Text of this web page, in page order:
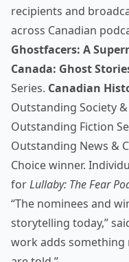
recipients and
across Canadian
Ghostfacers: A
Canada: Ghost
Series. Canadian
Outstanding Society
Outstanding Fiction
Outstanding News &
Choice winner.
forLullaby: The Fear
“The nominees and
storytelling today,”
work adds something